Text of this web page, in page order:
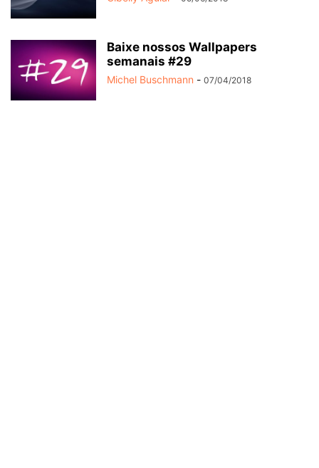
Baixe nossos Wallpapers
semanais #29
Michel Buschmann - 07/04/2018